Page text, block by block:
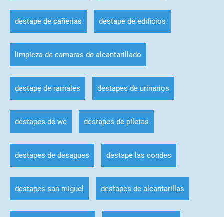
destape de cañerias destape de edificios
limpieza de camaras de alcantarillado
destape de ramales destapes de urinarios
destapes de wc destapes de piletas
destapes de desagues destape las condes
destapes san miguel destapes de alcantarillas